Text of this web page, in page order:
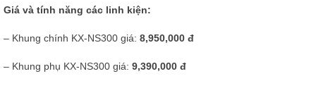
Giá và tính năng các linh kiện:
– Khung chính KX-NS300 giá: 8,950,000 đ
– Khung phụ KX-NS300 giá: 9,390,000 đ